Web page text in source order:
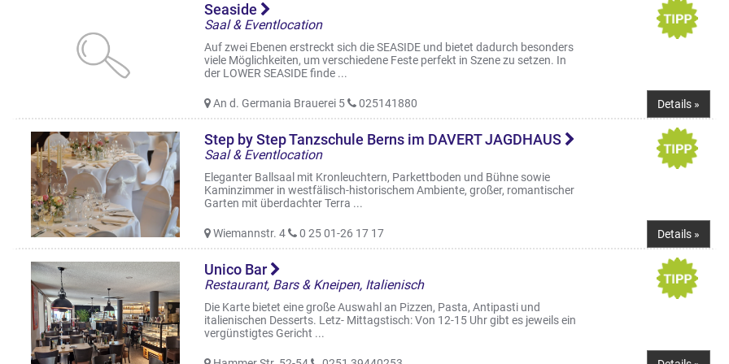
Seaside
Saal & Eventlocation
Auf zwei Ebenen erstreckt sich die SEASIDE und bietet dadurch besonders
viele Möglichkeiten, um verschiedene Feste perfekt in Szene zu setzen. In
der LOWER SEASIDE finde ...
An d. Germania Brauerei 5 025141880 Details »
Step by Step Tanzschule Berns im DAVERT JAGDHAUS
Saal & Eventlocation
Eleganter Ballsaal mit Kronleuchtern, Parkettboden und Bühne sowie
Kaminzimmer in westfälisch-historischem Ambiente, großer, romantischer
Garten mit überdachter Terra ...
Wiemannstr. 4 0 25 01-26 17 17 Details »
Unico Bar
Restaurant, Bars & Kneipen, Italienisch
Die Karte bietet eine große Auswahl an Pizzen, Pasta, Antipasti und
italienischen Desserts. Letz- Mittagstisch: Von 12-15 Uhr gibt es jeweils ein
vergünstigtes Gericht ...